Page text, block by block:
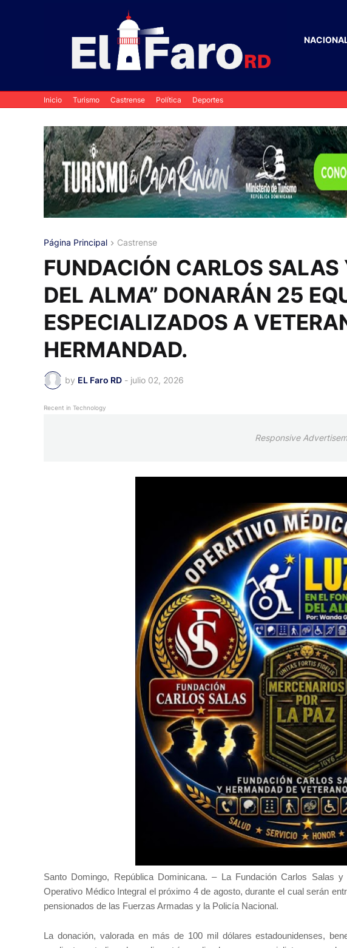
Inicio Turismo Castrense Política Deportes
Página Principal Castrense
FUNDACIÓN CARLOS SALAS
DEL ALMA” DONARÁN 25
ESPECIALIZADOS A
HERMANDAD.
by EL Faro RD - julio 02, 2026
Recent in Technology
Responsive
Santo Domingo, República Dominicana. – La Fundación Carlos Salas
Operativo Médico Integral el próximo 4 de agosto, durante el cual serán
pensionados de las Fuerzas Armadas y la Policía Nacional.
La donación, valorada en más de 100 mil dólares estadounidenses,